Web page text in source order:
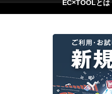
EC×TOOLとは